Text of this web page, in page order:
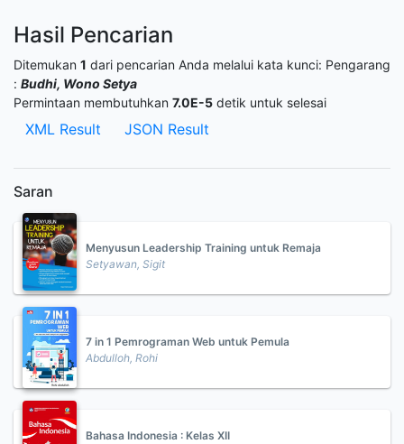
Hasil Pencarian
Ditemukan 1 dari pencarian Anda melalui kata kunci: Pengarang
: Budhi, Wono Setya
Permintaan membutuhkan 7.0E-5 detik untuk selesai
XML Result JSON Result
Saran
Menyusun Leadership Training untuk Remaja
Setyawan, Sigit
7 in 1 Pemrograman Web untuk Pemula
Abdulloh, Rohi
Bahasa Indonesia : Kelas XII